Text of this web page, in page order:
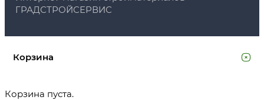
ГРАДСТРОЙСЕРВИС
Корзина
Корзина пуста.